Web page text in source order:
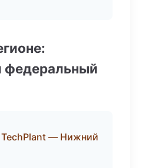
TechPlant — Нижний